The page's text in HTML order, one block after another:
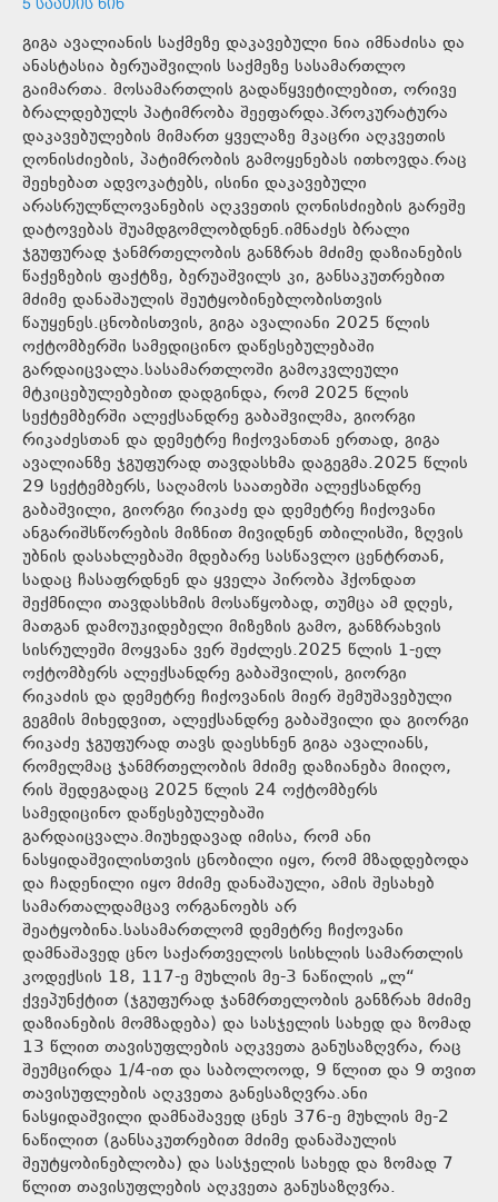
გიგა ავალიანის საქმეზე დაკავებული ნია იმნაძისა და
ანასტასია ბერუაშვილის საქმეზე სასამართლო
გაიმართა. მოსამართლის გადაწყვეტილებით, ორივე
ბრალდებულს პატიმრობა შეეფარდა.პროკურატურა
დაკავებულების მიმართ ყველაზე მკაცრი აღკვეთის
ღონისძიების, პატიმრობის გამოყენებას ითხოვდა.რაც
შეეხებათ ადვოკატებს, ისინი დაკავებული
არასრულწლოვანების აღკვეთის ღონისძიების გარეშე
დატოვებას შუამდგომლობდნენ.იმნაძეს ბრალი
ჯგუფურად ჯანმრთელობის განზრახ მძიმე დაზიანების
წაქეზების ფაქტზე, ბერუაშვილს კი, განსაკუთრებით
მძიმე დანაშაულის შეუტყობინებლობისთვის
წაუყენეს.ცნობისთვის, გიგა ავალიანი 2025 წლის
ოქტომბერში სამედიცინო დაწესებულებაში
გარდაიცვალა.სასამართლოში გამოკვლეული
მტკიცებულებებით დადგინდა, რომ 2025 წლის
სექტემბერში ალექსანდრე გაბაშვილმა, გიორგი
რიკაძესთან და დემეტრე ჩიქოვანთან ერთად, გიგა
ავალიანზე ჯგუფურად თავდასხმა დაგეგმა.2025 წლის
29 სექტემბერს, საღამოს საათებში ალექსანდრე
გაბაშვილი, გიორგი რიკაძე და დემეტრე ჩიქოვანი
ანგარიშსწორების მიზნით მივიდნენ თბილისში, ზღვის
უბნის დასახლებაში მდებარე სასწავლო ცენტრთან,
სადაც ჩასაფრდნენ და ყველა პირობა ჰქონდათ
შექმნილი თავდასხმის მოსაწყობად, თუმცა ამ დღეს,
მათგან დამოუკიდებელი მიზეზის გამო, განზრახვის
სისრულეში მოყვანა ვერ შეძლეს.2025 წლის 1-ელ
ოქტომბერს ალექსანდრე გაბაშვილის, გიორგი
რიკაძის და დემეტრე ჩიქოვანის მიერ შემუშავებული
გეგმის მიხედვით, ალექსანდრე გაბაშვილი და გიორგი
რიკაძე ჯგუფურად თავს დაესხნენ გიგა ავალიანს,
რომელმაც ჯანმრთელობის მძიმე დაზიანება მიიღო,
რის შედეგადაც 2025 წლის 24 ოქტომბერს
სამედიცინო დაწესებულებაში
გარდაიცვალა.მიუხედავად იმისა, რომ ანი
ნასყიდაშვილისთვის ცნობილი იყო, რომ მზადდებოდა
და ჩადენილი იყო მძიმე დანაშაული, ამის შესახებ
სამართალდამცავ ორგანოებს არ
შეატყობინა.სასამართლომ დემეტრე ჩიქოვანი
დამნაშავედ ცნო საქართველოს სისხლის სამართლის
კოდექსის 18, 117-ე მუხლის მე-3 ნაწილის „ლ“
ქვეპუნქტით (ჯგუფურად ჯანმრთელობის განზრახ მძიმე
დაზიანების მომზადება) და სასჯელის სახედ და ზომად
13 წლით თავისუფლების აღკვეთა განუსაზღვრა, რაც
შეუმცირდა 1/4-ით და საბოლოოდ, 9 წლით და 9 თვით
თავისუფლების აღკვეთა განესაზღვრა.ანი
ნასყიდაშვილი დამნაშავედ ცნეს 376-ე მუხლის მე-2
ნაწილით (განსაკუთრებით მძიმე დანაშაულის
შეუტყობინებლობა) და სასჯელის სახედ და ზომად 7
წლით თავისუფლების აღკვეთა განუსაზღვრა.